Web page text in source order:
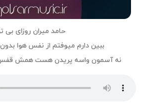
حامد میران روزای بی
ببین دارم میوفتم از نفس هوا
نه آسمون واسه پریدن هست همش